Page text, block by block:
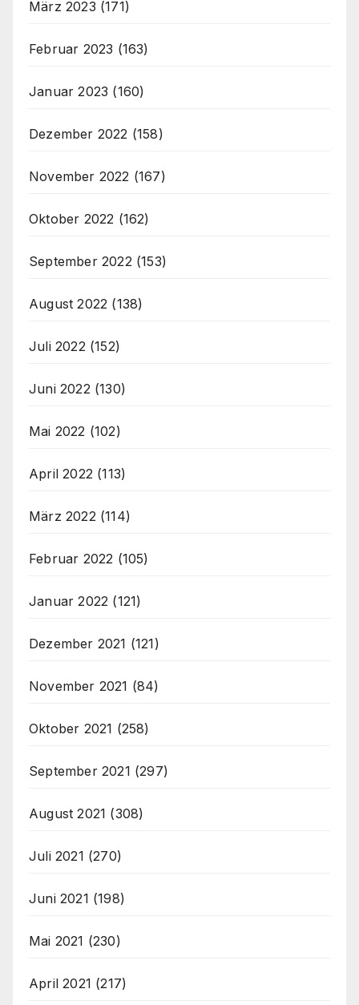
März 2023 (171)
Februar 2023 (163)
Januar 2023 (160)
Dezember 2022 (158)
November 2022 (167)
Oktober 2022 (162)
September 2022 (153)
August 2022 (138)
Juli 2022 (152)
Juni 2022 (130)
Mai 2022 (102)
April 2022 (113)
März 2022 (114)
Februar 2022 (105)
Januar 2022 (121)
Dezember 2021 (121)
November 2021 (84)
Oktober 2021 (258)
September 2021 (297)
August 2021 (308)
Juli 2021 (270)
Juni 2021 (198)
Mai 2021 (230)
April 2021 (217)